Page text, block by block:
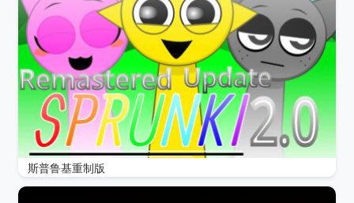
斯普鲁基重制版